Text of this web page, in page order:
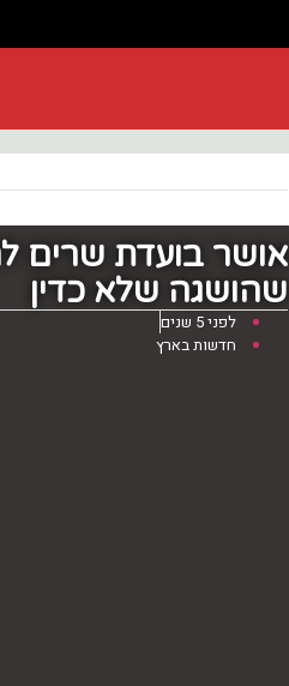
אושר בועדת שרים
שהושגה שלא כדין
לפני 5 שנים
חדשות בארץ